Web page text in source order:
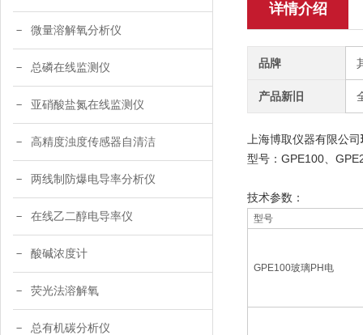
微量溶解氧分析仪
总磷在线监测仪
亚硝酸盐氮在线监测仪
高精度浊度传感器自清洁
两线制防爆电导率分析仪
在线乙二醇电导率仪
酸碱浓度计
荧光法溶解氧
总有机碳分析仪
详情介绍
品牌
产品新旧
上海博取仪器有限公司
型号： GPE100、
技术参数：
型号
GPE100玻璃PH 电